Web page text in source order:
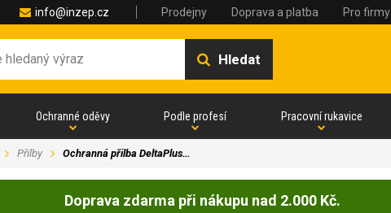
info@inzep.cz Prodejny Doprava a platba Pro firmy
Hledat
Ochranné oděvy Podle profesí Pracovní rukavice
Přilby Ochranná přilba DeltaPlus…
Doprava zdarma při nákupu nad 2.000 Kč.